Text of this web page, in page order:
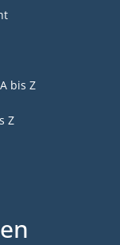
bis Z
Z